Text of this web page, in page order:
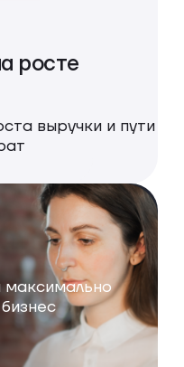
росте
выручки и пути